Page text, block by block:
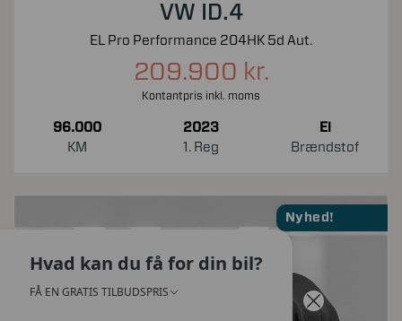
VW ID.4
EL Pro Performance 204HK 5d Aut.
209.900 kr.
Kontantpris inkl. moms
96.000
KM
2023
1. Reg
El
Brændstof
Nyhed!
Hvad kan du få for din bil?
FÅ EN GRATIS TILBUDSPRIS